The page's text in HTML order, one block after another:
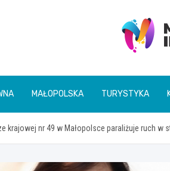
MAŁOPOLSKA TURYSTYKA
krajowej nr 49 w Małopolsce paraliżuje ruch w